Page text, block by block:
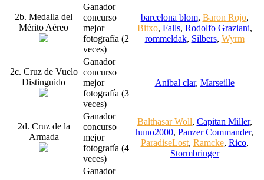
2b. Medalla del
Mérito Aéreo
Ganador
concurso
mejor
fotografía (2
veces)
barcelona blom, Baron Rojo,
Bitxo, Falls, Rodolfo Graziani,
rommeldak, Silbers, Wyrm
2c. Cruz de Vuelo
Distinguido
Ganador
concurso
mejor
fotografía (3
veces)
Anibal clar, Marseille
2d. Cruz de la
Armada
Ganador
concurso
mejor
fotografía (4
veces)
Balthasar Woll, Capitan Miller,
huno2000, Panzer Commander,
ParadiseLost, Ramcke, Rico,
Stormbringer
Ganador